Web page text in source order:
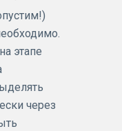
этапе
через